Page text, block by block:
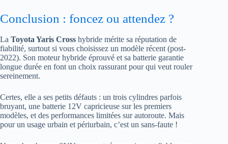
Conclusion : foncez ou attendez ?
La Toyota Yaris Cross hybride mérite sa réputation de
fiabilité, surtout si vous choisissez un modèle récent (post-
2022). Son moteur hybride éprouvé et sa batterie garantie
longue durée en font un choix rassurant pour qui veut rouler
sereinement.
Certes, elle a ses petits défauts : un trois cylindres parfois
bruyant, une batterie 12V capricieuse sur les premiers
modèles, et des performances limitées sur autoroute. Mais
pour un usage urbain et périurbain, c’est un sans-faute !